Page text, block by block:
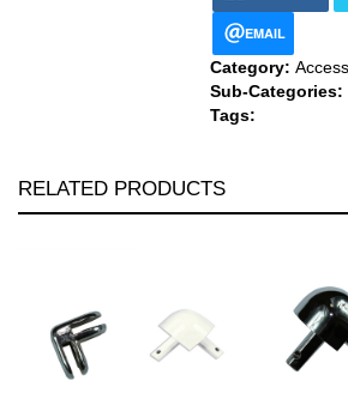
EMAIL
Category:
Sub-Categories:
Tags:
RELATED PRODUCTS